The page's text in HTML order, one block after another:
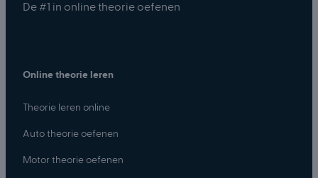
De #1 in online theorie oefenen
Online theorie leren
Theorie leren online
Auto theorie oefenen
Motor theorie oefenen